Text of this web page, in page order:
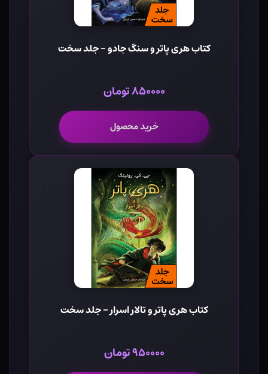
کتاب هری پاتر و سنگ جادو - جلد سخت
۸۵۰۰۰۰ تومان
خرید محصول
کتاب هری پاتر و تالار اسرار - جلد سخت
۹۵۰۰۰۰ تومان